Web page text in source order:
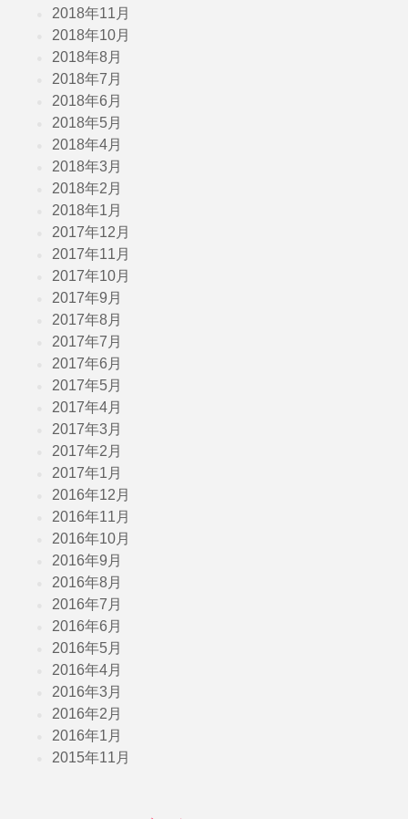
2018年11月
2018年10月
2018年8月
2018年7月
2018年6月
2018年5月
2018年4月
2018年3月
2018年2月
2018年1月
2017年12月
2017年11月
2017年10月
2017年9月
2017年8月
2017年7月
2017年6月
2017年5月
2017年4月
2017年3月
2017年2月
2017年1月
2016年12月
2016年11月
2016年10月
2016年9月
2016年8月
2016年7月
2016年6月
2016年5月
2016年4月
2016年3月
2016年2月
2016年1月
2015年11月